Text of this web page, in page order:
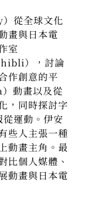
）從全球文化
畫與日本電
室
），討論
作創意的平
）動畫以及從
，同時探討字
運動。伊安
些人主張一種
動畫主角。最
比個人媒體、
動畫與日本電